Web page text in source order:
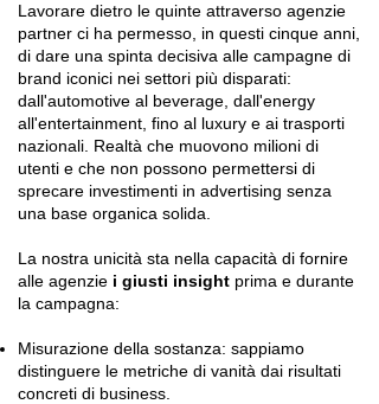
Lavorare dietro le quinte attraverso agenzie
partner ci ha permesso, in questi cinque anni,
di dare una spinta decisiva alle campagne di
brand iconici nei settori più disparati:
dall'automotive al beverage, dall'energy
all'entertainment, fino al luxury e ai trasporti
nazionali. Realtà che muovono milioni di
utenti e che non possono permettersi di
sprecare investimenti in advertising senza
una base organica solida.
La nostra unicità sta nella capacità di fornire
alle agenzie i giusti insight prima e durante
la campagna:
Misurazione della sostanza: sappiamo
distinguere le metriche di vanità dai risultati
concreti di business.